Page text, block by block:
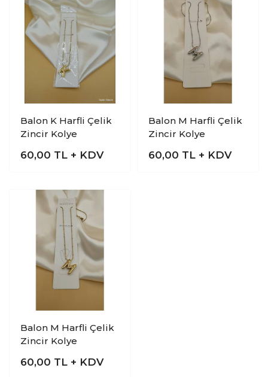
Balon K Harfli Çelik
Zincir Kolye
60,00 TL + KDV
Balon M Harfli Çelik
Zincir Kolye
60,00 TL + KDV
Balon M Harfli Çelik
Zincir Kolye
60,00 TL + KDV